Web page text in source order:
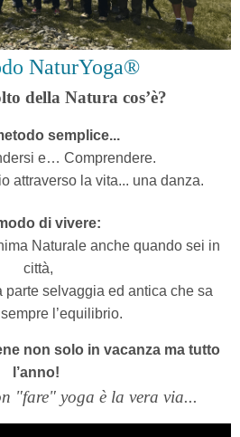
NaturYoga®
della Natura cos’è?
semplice...
e… Comprendere.
attraverso la vita... una danza.
di vivere:
Naturale anche quando sei in
città,
selvaggia ed antica che sa
l’equilibrio.
non solo in vacanza ma tutto
l’anno!
"fare" yoga è la vera via...